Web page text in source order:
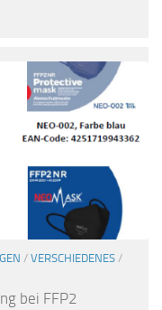
/ VERSCHIEDENES /
bei FFP2